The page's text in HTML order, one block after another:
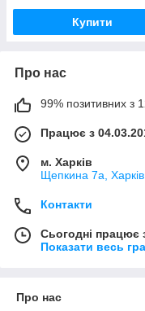
Купити
Про нас
99% позитивних з
Працює з
м. Харків
Щепкина 7а,
Контакти
Сьогодні працює
Показати весь
Про нас